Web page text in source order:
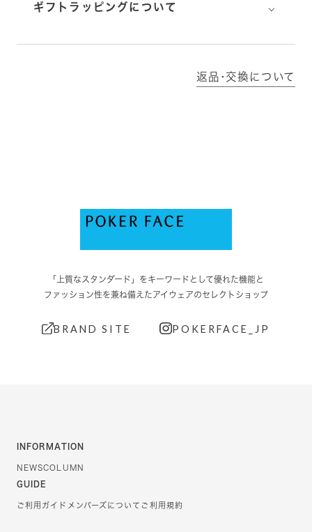
ギフトラッピングについて ⌵
返品･交換について
「上質なスタンダード」をキーワードとして優れた機能と
ファッション性を兼ね備えたアイウェアのセレクトショップ
BRAND SITE POKERFACE_JP
INFORMATION
NEWSCOLUMN
GUIDE
ご利用ガイド メンバーズについて ご利用規約